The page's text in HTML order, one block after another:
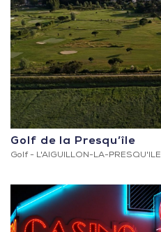
Golf de la Presqu’île
Golf - L'AIGUILLON-LA-PRESQU'ILE